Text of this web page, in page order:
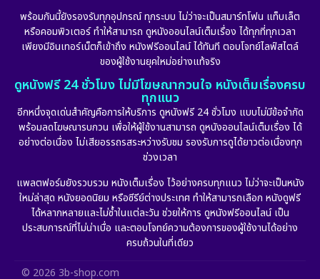
Fantasy จินตนาการ (269)
Film
Gothic (6)
HBO GO (11)
HBO Max (2)
Healing
พร้อมกันนี้ยังรองรับทุกอุปกรณ์ ทุกระบบ ไม่ว่าจะเป็นสมาร์ทโฟน แท็บเล็ต
หรือคอมพิวเตอร์ ทำให้สามารถ ดูหนังออนไลน์เต็มเรื่อง ได้ทุกที่ทุกเวลา
เพียงมีอินเทอร์เน็ตก็เข้าถึง หนังฟรีออนไลน์ ได้ทันที ตอบโจทย์ไลฟ์สไตล์
ของผู้ใช้งานยุคใหม่อย่างแท้จริง
ดูหนังฟรี 24 ชั่วโมง ไม่มีโฆษณากวนใจ หนังเต็มเรื่องครบ
ทุกแนว
อีกหนึ่งจุดเด่นสำคัญคือการให้บริการ ดูหนังฟรี 24 ชั่วโมง แบบไม่มีข้อจำกัด
พร้อมลดโฆษณารบกวน เพื่อให้ผู้ใช้งานสามารถ ดูหนังออนไลน์เต็มเรื่อง ได้
อย่างต่อเนื่อง ไม่เสียอรรถรสระหว่างรับชม รองรับการดูได้ยาวต่อเนื่องทุก
ช่วงเวลา
แพลตฟอร์มยังรวบรวม หนังเต็มเรื่อง ไว้อย่างครบทุกแนว ไม่ว่าจะเป็นหนัง
ใหม่ล่าสุด หนังยอดนิยม หรือซีรีย์ต่างประเทศ ทำให้สามารถเลือก หนังดูฟรี
ได้หลากหลายและไม่ซ้ำในแต่ละวัน ช่วยให้การ ดูหนังฟรีออนไลน์ เป็น
ประสบการณ์ที่ไม่น่าเบื่อ และตอบโจทย์ความต้องการของผู้ใช้งานได้อย่าง
ครบถ้วนในที่เดียว
© 2026 3b-shop.com